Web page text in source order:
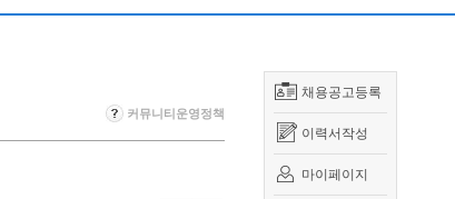
채용공고등록
이력서작성
마이페이지
커뮤니티운영정책